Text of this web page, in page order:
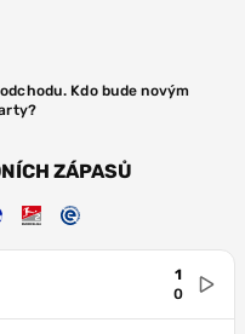
Kdo bude novým
ZÁPASŮ
1
0